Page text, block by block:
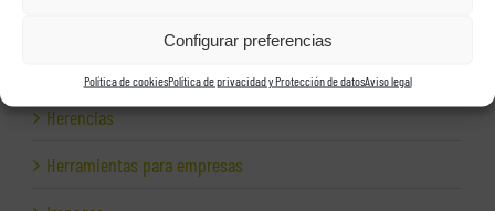
Configurar preferencias
Política de cookiesPolítica de privacidad y Protección de datosAviso legal
Herencias
Herramientas para empresas